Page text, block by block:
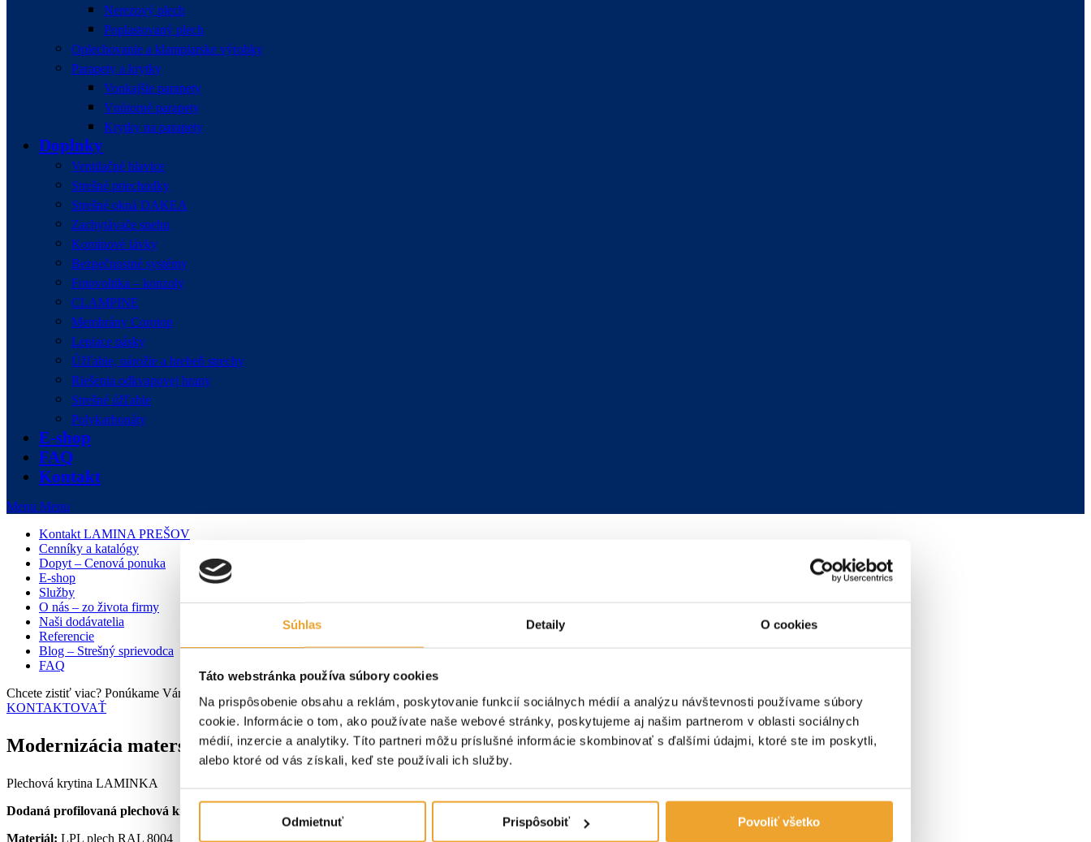
Súhlas Detaily O cookies
Táto webstránka používa súbory cookies
Na prispôsobenie obsahu a reklám, poskytovanie funkcií sociálnych médií a analýzu návštevnosti používame súbory
cookie. Informácie o tom, ako používate naše webové stránky, poskytujeme aj našim partnerom v oblasti sociálnych
médií, inzercie a analytiky. Títo partneri môžu príslušné informácie skombinovať s ďalšími údajmi, ktoré ste im poskytli,
alebo ktoré od vás získali, keď ste používali ich služby.
Odmietnuť Prispôsobiť Povoliť všetko
Nerezový plech
Poplastovaný plech
Oplechovanie a klampiarske výrobky
Parapety a krytky
Vonkajšie parapety
Vnútorné parapety
Krytky na parapety
Doplnky
Ventilačné hlavice
Strešné priechodky
Strešné okná DAKEA
Zachytávače snehu
Komínové lávky
Bezpečnostné systémy
Fotovoltika – konzoly
CLAMPINE
Membrány Corotop
Lepiace pásky
Úžľabie, nárožie a hrebeň strechy
Riešenia odkvapovej hrany
Strešné úžľabie
Polykarbonáty
E-shop
FAQ
Kontakt
Menu Menu
Kontakt LAMINA PREŠOV
Cenníky a katalógy
Dopyt – Cenová ponuka
E-shop
Služby
O nás – zo života firmy
Naši dodávatelia
Referencie
Blog – Strešný sprievodca
FAQ
Chcete zistiť viac? Ponúkame Vám individuálnu konzultáciu zdarma
KONTAKTOVAŤ
Modernizácia materskej školy Ražňany
Plechová krytina LAMINKA
Dodaná profilovaná plechová krytina LAMINKA a odkvapový systém
Materiál: LPL plech RAL 8004